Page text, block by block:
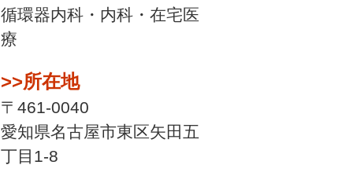
循環器内科・内科・在宅医
療
>>所在地
〒461-0040
愛知県名古屋市東区矢田五
丁目1-8